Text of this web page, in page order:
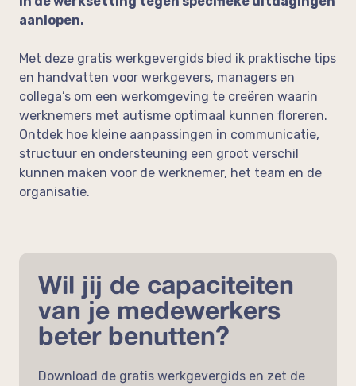
Welke baan past bij mij?
Praktische workshop neurodiversiteit
Feedback
Over mij
In de media
Neem vrijblijvend contact op!
aanlopen.
Met deze gratis werkgevergids bied ik praktische tips
en handvatten voor werkgevers, managers en
collega’s om een werkomgeving te creëren waarin
werknemers met autisme optimaal kunnen floreren.
Ontdek hoe kleine aanpassingen in communicatie,
structuur en ondersteuning een groot verschil
kunnen maken voor de werknemer, het team en de
organisatie.
Wil jij de capaciteiten
van je medewerkers
beter benutten?
Download de gratis werkgevergids en zet de